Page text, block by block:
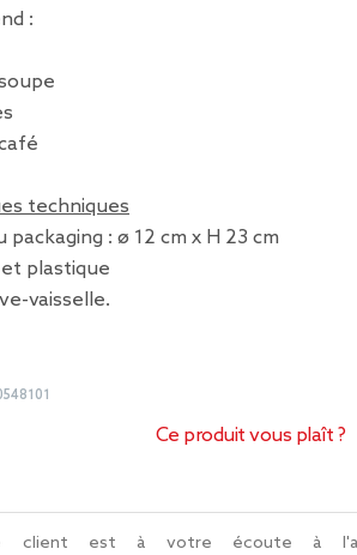
:
techniques
packaging : ø 12 cm x H 23 cm
plastique
vaisselle.
Ce produit vous plaît ?
client est à votre écoute à